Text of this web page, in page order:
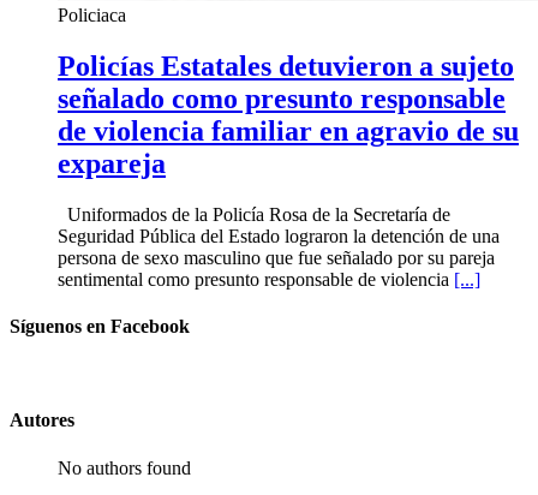
Policiaca
Policías Estatales detuvieron a sujeto
señalado como presunto responsable
de violencia familiar en agravio de su
expareja
Uniformados de la Policía Rosa de la Secretaría de
Seguridad Pública del Estado lograron la detención de una
persona de sexo masculino que fue señalado por su pareja
sentimental como presunto responsable de violencia [...]
Síguenos en Facebook
Autores
No authors found